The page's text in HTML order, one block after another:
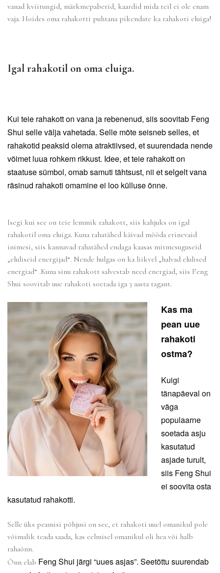
vanad kviitungid, märkmepaberid, kaardid mida teil ei ole enam
vaja. Hoides oma rahakotti puhtana pikendate ka rahakoti eluiga!
Igal rahakotil on oma eluiga.
Kui teie rahakott on vana ja rebenenud, siis soovitab Feng
Shui selle välja vahetada. Selle mõte seisneb selles, et
rahakotid peaksid olema atraktiivsed, et suurendada nende
võimet luua rohkem rikkust. Idee, et teie rahakott on
staatuse sümbol, omab samuti tähtsust, nii et selgelt vana
räsinud rahakoti omamine ei loo külluse õnne.
Isegi kui see on teie lemmik rahakott, siis kahjuks on igal
rahakotil oma eluiga. Kuna rahatähed käivad mööda erinevaid
inimesi, siis kannavad rahatähed endaga kaasas mitmesuguseid
„eluliseid energijad“. Nende hulgas on ka liikvel „halvad elulised
energiad“ .Kuna sinu rahakott salvestab need energiad, siis Feng
Shui soovitab uue rahakoti soetada iga 3 aasta tagant.
Kas ma
pean uue
rahakoti
ostma?
Kuigi
tänapäeval on
väga
populaarne
soetada asju
kasutatud
asjade turult,
siis Feng Shui
ei soovita osta
kasutatud rahakotti.
Selle üks peamisi põhjusi on see, et rahakoti uuel omanikul pole
võimalik teada saada, kas eelmisel omanikul oli hea või halb
rahaõnn.
Õnn elab Feng Shui järgi “uues asjas”. Seetõttu suurendab